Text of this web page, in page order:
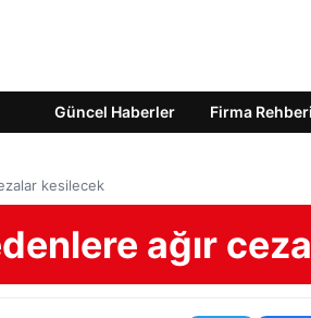
Güncel Haberler Firma Rehberi
kesilecek
ağır